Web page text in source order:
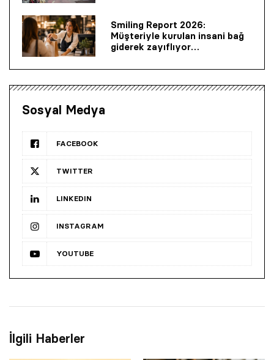
Smiling Report 2026:
Müşteriyle kurulan insani bağ
giderek zayıflıyor…
Sosyal Medya
FACEBOOK
TWITTER
LINKEDIN
INSTAGRAM
YOUTUBE
İlgili Haberler